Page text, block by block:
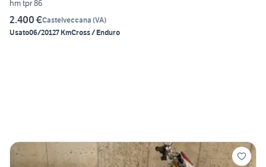
hm tpr 86
2.400 €Castelveccana (VA)
Usato06/20127 KmCross / Enduro